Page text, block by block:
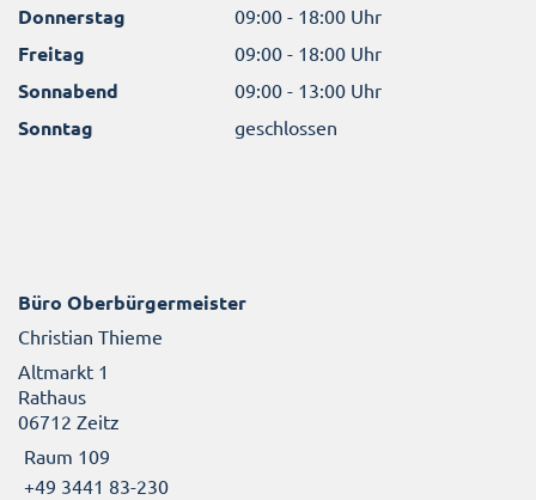
Donnerstag 09:00 - 18:00 Uhr
Freitag 09:00 - 18:00 Uhr
Sonnabend 09:00 - 13:00 Uhr
Sonntag geschlossen
Büro Oberbürgermeister
Christian Thieme
Altmarkt 1
Rathaus
06712 Zeitz
Raum 109
+49 3441 83-230